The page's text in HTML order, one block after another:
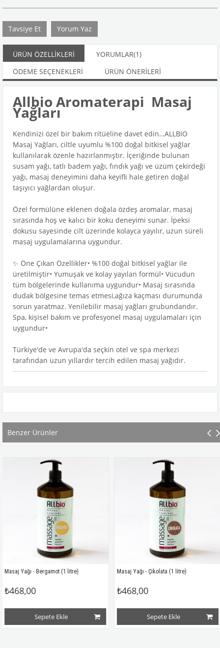
Tavsiye Et Yorum Yaz
ÜRÜN ÖZELLIKLERI YORUMLAR(1)
ÖDEME SEÇENEKLERI
ÜRÜN ÖNERILERI
Allbio Aromaterapi Masaj
Yağları
Kendinizi özel bir bakım ritüeline davet edin…ALLBIO
Masaj Yağları, ciltle uyumlu %100 doğal bitkisel yağlar
kullanılarak özenle hazırlanmıştır. İçeriğinde bulunan
susam yağı, tatlı badem yağı, fındık yağı ve üzüm çekirdeği
yağı, masaj deneyimini daha keyifli hale getiren doğal
taşıyıcı yağlardan oluşur.
Özel formülüne eklenen doğala özdeş aromalar, masaj
sırasında hoş ve kalıcı bir koku deneyimi sunar. İpeksi
dokusu sayesinde cilt üzerinde kolayca yayılır, uzun süreli
masaj uygulamalarına uygundur.
✨ Öne Çıkan Özellikler• %100 doğal bitkisel yağlar ile
üretilmiştir• Yumuşak ve kolay yayılan formül• Vücudun
tüm bölgelerinde kullanıma uygundur• Masaj sırasında
dudak bölgesine temas etmesi,ağıza kaçması durumunda
sorun yaratmaz. Yenilebilir masaj yağları grubundandır.
Spa, kişisel bakım ve profesyonel masaj uygulamaları için
uygundur•
Türkiye'de ve Avrupa'da seçkin otel ve spa merkezi
tarafından uzun yıllardır tercih edilen masaj yağıdır.
Benzer Ürünler
- Bergamot (1 litre)
Sepete Ekle
Masaj Yağı - Çikolata (1 litre)
₺468,00
Sepete Ekle